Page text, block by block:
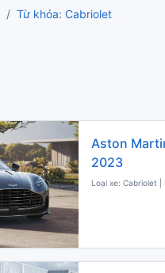
Từ khóa: Cabriolet
Aston
2023
Loại xe: Cabriolet